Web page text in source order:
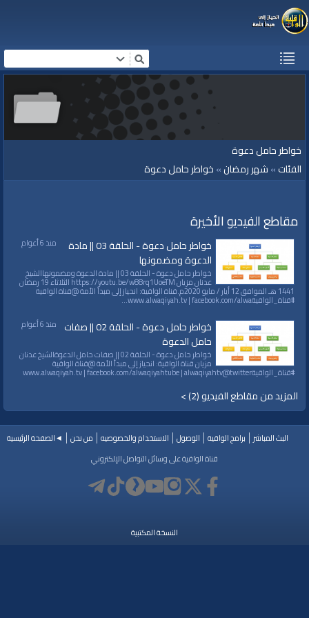
خواطر حامل دعوة
الفئات»شهر رمضان»خواطر حامل دعوة
مقاطع الفيديو الأخيرة
منذ 6 أعوام
خواطر حامل دعوة - الحلقة 03 || مادة
الدعوة ومضمونها
خواطر حامل دعوة - الحلقة 03 || مادة الدعوة ومضمونهاالشيخ
عدنان مزيان https://youtu.be/w88rq1UoeTM الثلاثاء 19 رمضان
1441 هـ الموافق 12 أيار / مايو 2020م.قناة الواقية: انحياز إلى مبدأ الأمة @قناة الواقية
#قناة_الواقيةwww.alwaqiyah.tv | facebook.com/alwa...
منذ 6 أعوام
خواطر حامل دعوة - الحلقة 02 || صفات
حامل الدعوة
خواطر حامل دعوة - الحلقة 02 || صفات حامل الدعوةالشيخ عدنان
مزيان قناة الواقية: انحياز إلى مبدأ الأمة @قناة الواقية
#قناة_الواقيةwww.alwaqiyah.tv | facebook.com/alwaqiyahtube | alwaqiyahtv@twitter
المزيد من مقاطع الفيديو (2) >
البث المباشر برامج الواقية الوصول الاستخدام والخصوصيه من نحن
◄الصفحة الرئيسية
قناة الواقية على وسائل التواصل الإلكتروني
النسخة المكتبية